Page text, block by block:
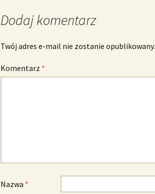
Dodaj komentarz
Twój adres e-mail nie zostanie opublikowany.
Komentarz *
Nazwa *